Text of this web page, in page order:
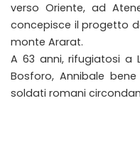
verso Oriente, ad
concepisce il progetto
monte Ararat.
A 63 anni, rifugiatosi a
Bosforo, Annibale
soldati romani